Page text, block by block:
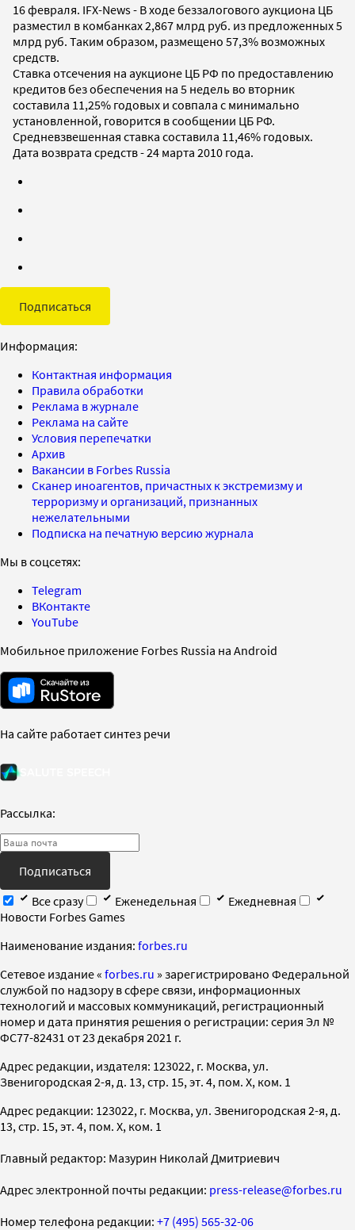
16 февраля. IFX-News - В ходе беззалогового аукциона ЦБ
разместил в комбанках 2,867 млрд руб. из предложенных 5
млрд руб. Таким образом, размещено 57,3% возможных
средств.
Ставка отсечения на аукционе ЦБ РФ по предоставлению
кредитов без обеспечения на 5 недель во вторник
составила 11,25% годовых и совпала с минимально
установленной, говорится в сообщении ЦБ РФ.
Средневзвешенная ставка составила 11,46% годовых.
Дата возврата средств - 24 марта 2010 года.
Подписаться
Информация:
Контактная информация
Правила обработки
Реклама в журнале
Реклама на сайте
Условия перепечатки
Архив
Вакансии в Forbes Russia
Сканер иноагентов, причастных к экстремизму и
терроризму и организаций, признанных
нежелательными
Подписка на печатную версию журнала
Мы в соцсетях:
Telegram
ВКонтакте
YouTube
Мобильное приложение Forbes Russia на Android
На сайте работает синтез речи
Рассылка:
Подписаться
Все сразу
Еженедельная
Ежедневная
Новости Forbes Games
Наименование издания: forbes.ru
Cетевое издание « forbes.ru » зарегистрировано Федеральной
службой по надзору в сфере связи, информационных
технологий и массовых коммуникаций, регистрационный
номер и дата принятия решения о регистрации: серия Эл №
ФС77-82431 от 23 декабря 2021 г.
Адрес редакции, издателя: 123022, г. Москва, ул.
Звенигородская 2-я, д. 13, стр. 15, эт. 4, пом. X, ком. 1
Адрес редакции: 123022, г. Москва, ул. Звенигородская 2-я, д.
13, стр. 15, эт. 4, пом. X, ком. 1
Главный редактор: Мазурин Николай Дмитриевич
Адрес электронной почты редакции: press-release@forbes.ru
Номер телефона редакции: +7 (495) 565-32-06